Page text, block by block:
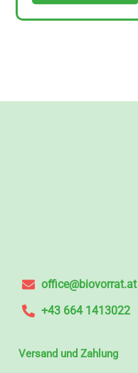
office@biovorrat.at
+43 664 1413022
Versand und Zahlung